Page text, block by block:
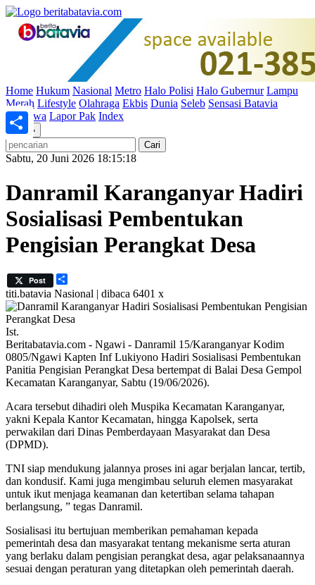
Home Hukum Nasional Metro Halo Polisi Halo Gubernur Lampu
Merah Lifestyle Olahraga Ekbis Dunia Seleb Sensasi Batavia
Peristiwa Lapor Pak Index
»
Sabtu, 20 Juni 2026 18:15:18
Danramil Karanganyar Hadiri
Sosialisasi Pembentukan
Pengisian Perangkat Desa
Post
titi.batavia Nasional | dibaca 6401 x
Ist.
Beritabatavia.com - Ngawi - Danramil 15/Karanganyar Kodim
0805/Ngawi Kapten Inf Lukiyono Hadiri Sosialisasi Pembentukan
Panitia Pengisian Perangkat Desa bertempat di Balai Desa Gempol
Kecamatan Karanganyar, Sabtu (19/06/2026).
Acara tersebut dihadiri oleh Muspika Kecamatan Karanganyar,
yakni Kepala Kantor Kecamatan, hingga Kapolsek, serta
perwakilan dari Dinas Pemberdayaan Masyarakat dan Desa
(DPMD).
TNI siap mendukung jalannya proses ini agar berjalan lancar, tertib,
dan kondusif. Kami juga mengimbau seluruh elemen masyarakat
untuk ikut menjaga keamanan dan ketertiban selama tahapan
berlangsung, ” tegas Danramil.
Sosialisasi itu bertujuan memberikan pemahaman kepada
pemerintah desa dan masyarakat tentang mekanisme serta aturan
yang berlaku dalam pengisian perangkat desa, agar pelaksanaannya
sesuai dengan peraturan yang ditetapkan oleh pemerintah daerah.
Share